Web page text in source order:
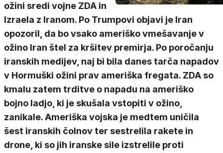
ožini sredi vojne ZDA in
Izraela z Iranom. Po Trumpovi objavi je Iran
opozoril, da bo vsako ameriško vmešavanje v
ožino Iran štel za kršitev premirja. Po poročanju
iranskih medijev, naj bi bila danes tarča napadov
v Hormuški ožini prav ameriška fregata. ZDA so
kmalu zatem trditve o napadu na ameriško
bojno ladjo, ki je skušala vstopiti v ožino,
zanikale. Ameriška vojska je medtem uničila
šest iranskih čolnov ter sestrelila rakete in
drone, ki so jih iranske sile izstrelile proti